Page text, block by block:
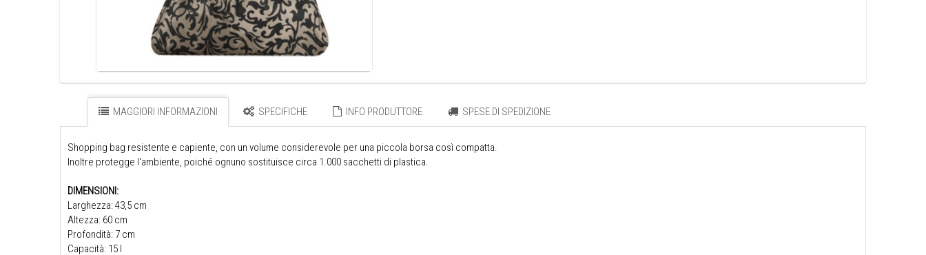
MAGGIORI INFORMAZIONI SPECIFICHE INFO PRODUTTORE SPESE DI SPEDIZIONE
Shopping bag resistente e capiente, con un volume considerevole per una piccola borsa così compatta.
Inoltre protegge l'ambiente, poiché ognuno sostituisce circa 1.000 sacchetti di plastica.
DIMENSIONI:
Larghezza: 43,5 cm
Altezza: 60 cm
Profondità: 7 cm
Capacità: 15 l